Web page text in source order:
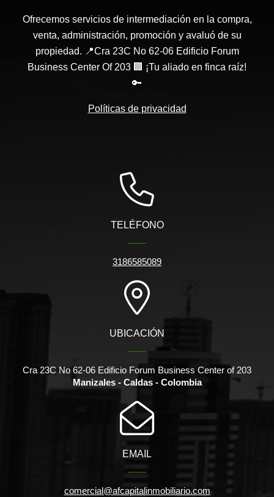
Ofrecemos servicios de intermediación en la compra,
venta, administración, promoción y avaluó de su
propiedad. 📍Cra 23C No 62-06 Edificio Forum
Business Center Of 203 🏢 ¡Tu aliado en finca raíz!
🔑
Políticas de privacidad
TELÉFONO
3186585089
UBICACIÓN
Cra 23C No 62-06 Edificio Forum Business Center of 203
Manizales - Caldas - Colombia
EMAIL
comercial@afcapitalinmobiliario.com